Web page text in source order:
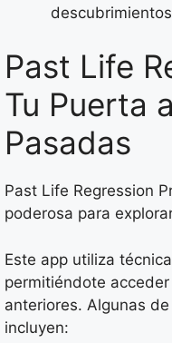
Past Life
Tu Puerta
Pasadas
Past Life Regression
poderosa para
Este app utiliza
permitiéndote
anteriores. Algunas
incluyen: